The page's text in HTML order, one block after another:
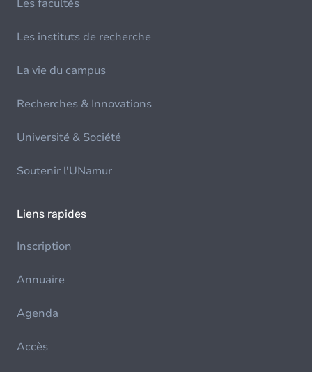
Les facultés
Les instituts de recherche
La vie du campus
Recherches & Innovations
Université & Société
Soutenir l'UNamur
Liens rapides
Inscription
Annuaire
Agenda
Accès